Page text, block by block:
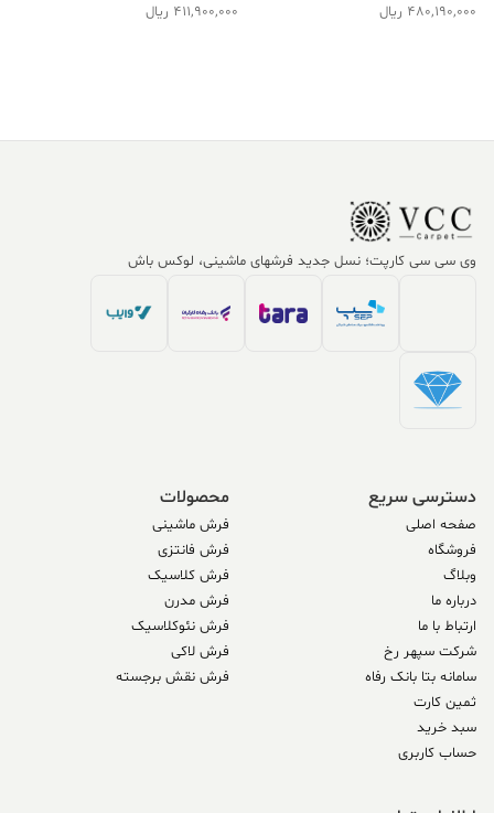
480,190,000 ریال 411,900,000 ریال
وی سی سی کارپت؛ نسل جدید فرشهای ماشینی، لوکس باش
دسترسی سریع
صفحه اصلی
فروشگاه
وبلاگ
درباره ما
ارتباط با ما
شرکت سپهر رخ
سامانه بتا بانک رفاه
ثمین کارت
سبد خرید
حساب کاربری
محصولات
فرش ماشینی
فرش فانتزی
فرش کلاسیک
فرش مدرن
فرش نئوکلاسیک
فرش لاکی
فرش نقش برجسته